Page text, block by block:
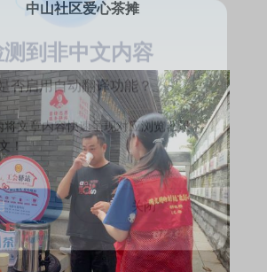
中山社区爱心茶摊
测到非中文内容
否启用自动翻译功能？
将文章内容快速呈现对应浏览器设
！
关闭